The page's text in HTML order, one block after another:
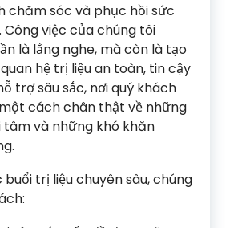
chăm sóc và phục hồi sức
Công việc của chúng tôi
là lắng nghe, mà còn là tạo
hệ trị liệu an toàn, tin cậy
trợ sâu sắc, nơi quý khách
cách chân thật về những
tâm và những khó khăn
trị liệu chuyên sâu, chúng